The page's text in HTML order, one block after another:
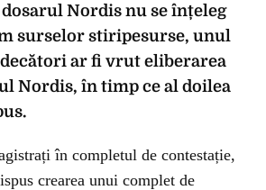
Nordis nu se înțeleg
surselor stiripesurse, unul
ar fi vrut eliberarea
Nordis, în timp ce al doilea
în completul de contestație,
crearea unui complet de